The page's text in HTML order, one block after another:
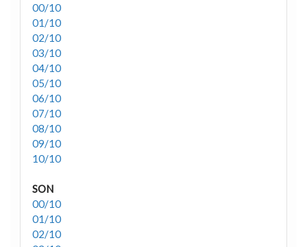
00/10
01/10
02/10
03/10
04/10
05/10
06/10
07/10
08/10
09/10
10/10
SON
00/10
01/10
02/10